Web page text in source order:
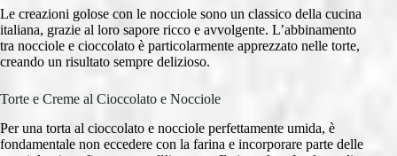
Le creazioni golose con le nocciole sono un classico della cucina
italiana, grazie al loro sapore ricco e avvolgente. L’abbinamento
tra nocciole e cioccolato è particolarmente apprezzato nelle torte,
creando un risultato sempre delizioso.
Torte e Creme al Cioccolato e Nocciole
Per una torta al cioccolato e nocciole perfettamente umida, è
fondamentale non eccedere con la farina e incorporare parte delle